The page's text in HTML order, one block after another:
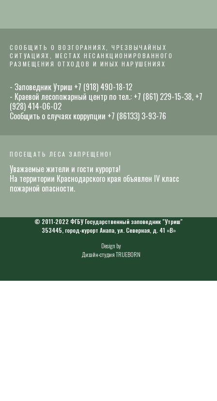
СООБЩИТЬ О ВОЗГОРАНИЯХ, ЧРЕЗВЫЧАЙНЫХ
СИТУАЦИЯХ, МЕСТАХ НЕСАНКЦИОНИРОВАННОГО
РАЗМЕЩЕНИЯ ОТХОДОВ И ИНЫХ НАРУШЕНИЯХ
- Заповедник Утриш +7 (918) 490-18-12
- Краевой лесопожарный центр по тел.: +7 (861) 229-15-38, +7
(928) 414-06-02
Сообщить о случаях коррупции +7 (86133) 3-93-76
ПОСЕЩАТЬ ЛЕСА ЗАПРЕЩЕНО!
Уважаемые жители и гости курорта!
На территории Краснодарского края объявлен IV класс
пожарной опасности.
© 2011-2022 ФГБУ Государственный заповедник "Утриш"
353445, город-курорт Анапа, ул. Северная, д. 41 «В»
Design by
Дизайн-студия TRUEBORN